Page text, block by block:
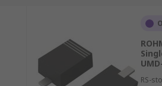
RS-